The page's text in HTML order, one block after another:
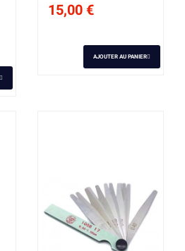
15,00 €
AJOUTER AU PANIER